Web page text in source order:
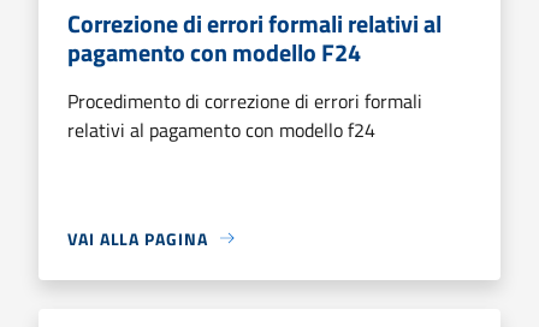
Correzione di errori formali relativi al
pagamento con modello F24
Procedimento di correzione di errori formali
relativi al pagamento con modello f24
VAI ALLA PAGINA